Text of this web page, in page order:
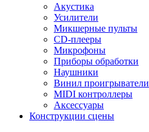
Акустика
Усилители
Микшерные пульты
CD-плееры
Микрофоны
Приборы обработки
Наушники
Винил проигрыватели
MIDI контроллеры
Аксессуары
Конструкции сцены